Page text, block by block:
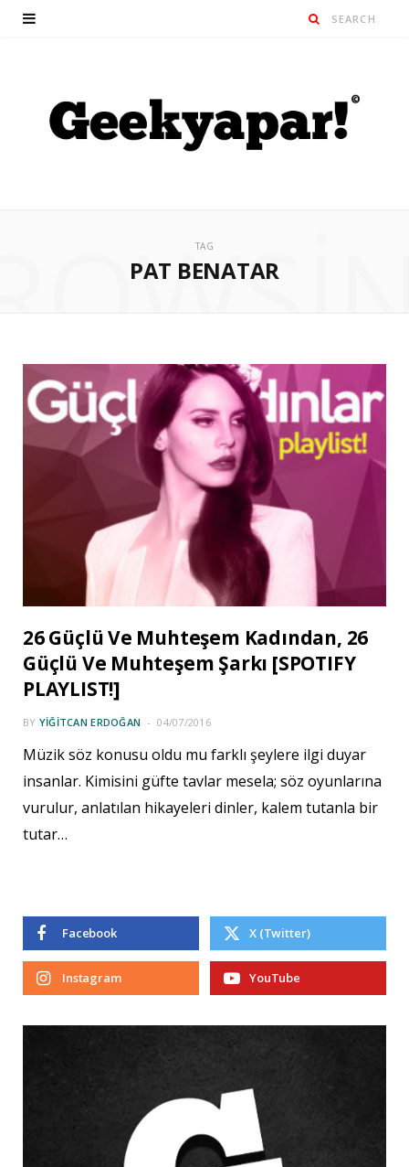
TAG
PAT BENATAR
26 Güçlü Ve Muhteşem Kadından, 26
Güçlü Ve Muhteşem Şarkı [SPOTIFY
PLAYLIST!]
BY YIĞITCAN ERDOĞAN 04/07/2016
Müzik söz konusu oldu mu farklı şeylere ilgi duyar
insanlar. Kimisini güfte tavlar mesela; söz oyunlarına
vurulur, anlatılan hikayeleri dinler, kalem tutanla bir
tutar…
Facebook X (Twitter)
Instagram YouTube